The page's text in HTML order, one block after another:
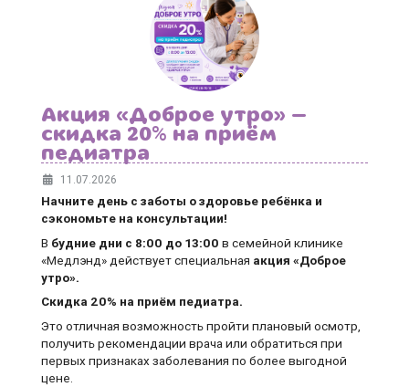
Акция «Доброе утро» —
скидка 20% на приём
педиатра
11.07.2026
Начните день с заботы о здоровье ребёнка и
сэкономьте на консультации!
В будние дни с 8:00 до 13:00 в семейной клинике
«Медлэнд» действует специальная акция «Доброе
утро».
Скидка 20% на приём педиатра.
Это отличная возможность пройти плановый осмотр,
получить рекомендации врача или обратиться при
первых признаках заболевания по более выгодной
цене.